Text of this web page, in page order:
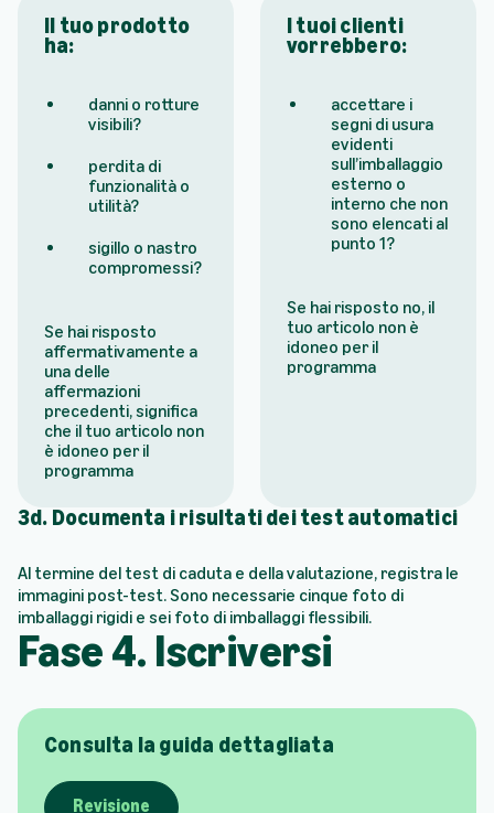
Il tuo prodotto
ha:
danni o rotture
visibili?
perdita di
funzionalità o
utilità?
sigillo o nastro
compromessi?
Se hai risposto
affermativamente a
una delle
affermazioni
precedenti, significa
che il tuo articolo non
è idoneo per il
programma
I tuoi clienti
vorrebbero:
accettare i
segni di usura
evidenti
sull’imballaggio
esterno o
interno che non
sono elencati al
punto 1?
Se hai risposto no, il
tuo articolo non è
idoneo per il
programma
3d. Documenta i risultati dei test automatici
Al termine del test di caduta e della valutazione, registra le
immagini post-test. Sono necessarie cinque foto di
imballaggi rigidi e sei foto di imballaggi flessibili.
Fase 4. Iscriversi
Consulta la guida dettagliata
Revisione